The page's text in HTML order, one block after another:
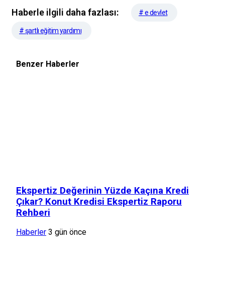
Haberle ilgili daha fazlası: # e devlet
# şartlı eğitim yardımı
Benzer Haberler
Ekspertiz Değerinin Yüzde Kaçına Kredi
Çıkar? Konut Kredisi Ekspertiz Raporu
Rehberi
Haberler 3 gün önce